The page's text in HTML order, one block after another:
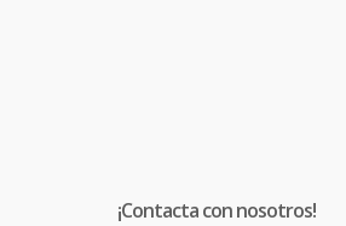
¡Contacta con nosotros!